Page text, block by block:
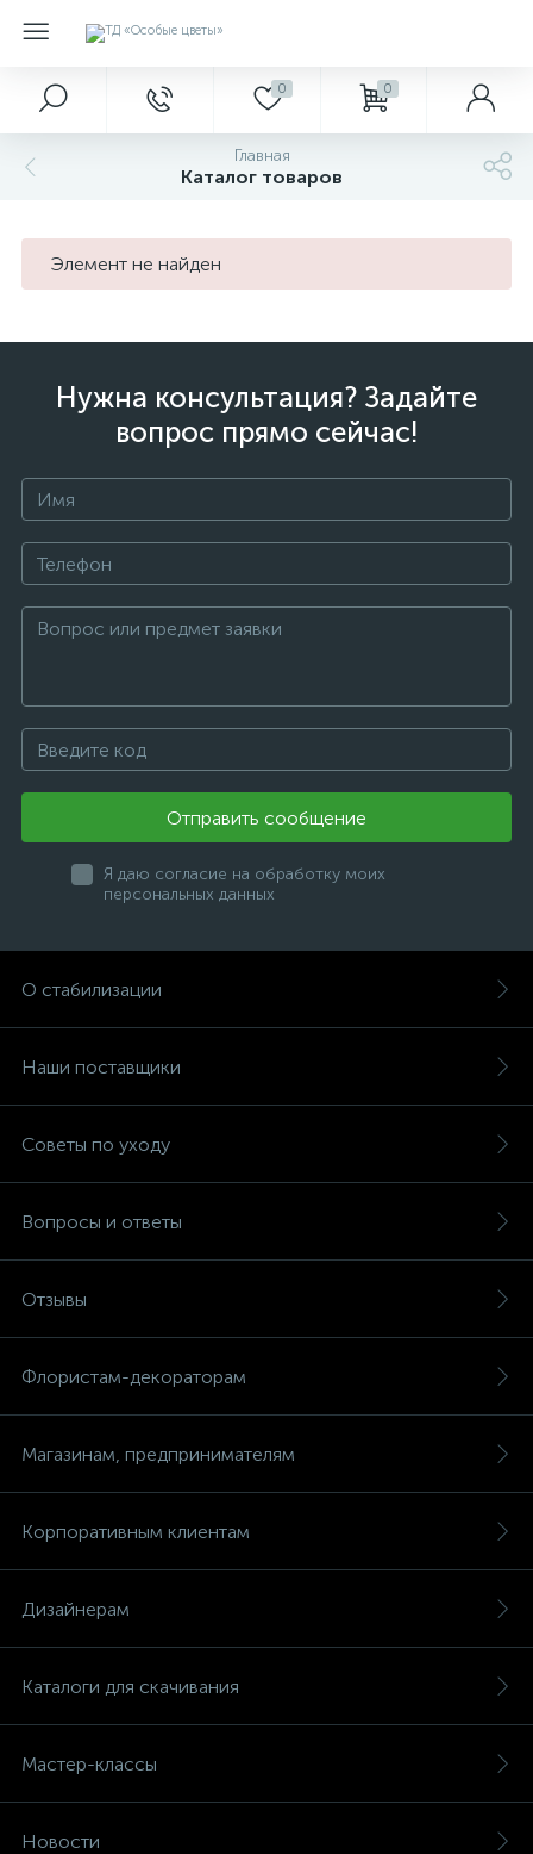
0 0
Главная
Каталог товаров
Элемент не найден
Нужна консультация? Задайте
вопрос прямо сейчас!
Отправить сообщение
Я даю согласие на обработку моих
персональных данных
О стабилизации
Наши поставщики
Советы по уходу
Вопросы и ответы
Отзывы
Флористам-декораторам
Магазинам, предпринимателям
Корпоративным клиентам
Дизайнерам
Каталоги для скачивания
Мастер-классы
Новости